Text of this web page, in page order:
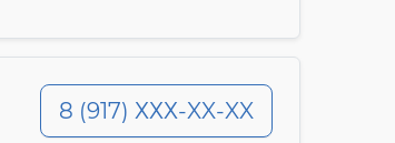
8 (917) ХХХ-XX-XX